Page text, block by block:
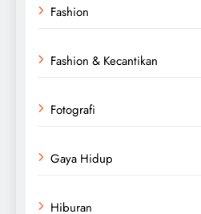
Fashion
Fashion & Kecantikan
Fotografi
Gaya Hidup
Hiburan